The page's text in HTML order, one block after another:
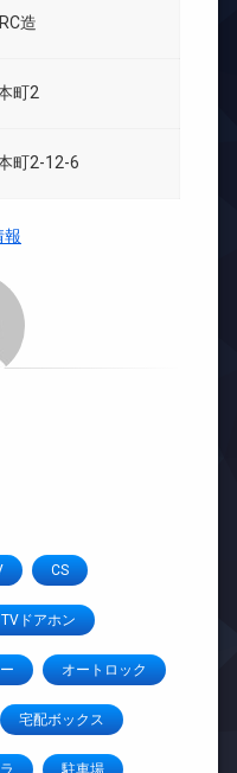
造
町2
町2-12-6
報
CS
TVドアホン
オートロック
宅配ボックス
駐車場